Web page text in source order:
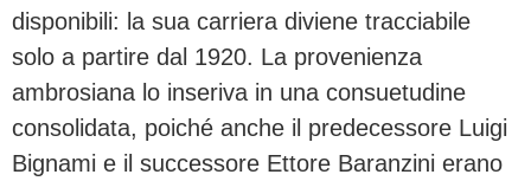
disponibili: la sua carriera diviene tracciabile
solo a partire dal 1920. La provenienza
ambrosiana lo inseriva in una consuetudine
consolidata, poiché anche il predecessore Luigi
Bignami e il successore Ettore Baranzini erano